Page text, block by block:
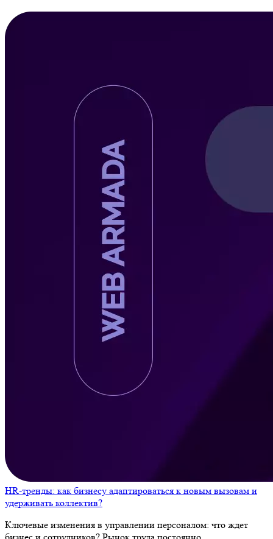
HR-тренды: как бизнесу адаптироваться к новым вызовам и
удерживать коллектив?
Ключевые изменения в управлении персоналом: что ждет